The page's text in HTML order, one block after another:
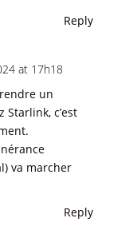
Reply
at 17h18
un
c’est
va marcher
Reply